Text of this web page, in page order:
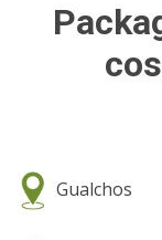
Gualchos